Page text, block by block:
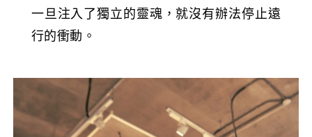
一旦注入了獨立的靈魂，就沒有辦法停止遠
行的衝動。